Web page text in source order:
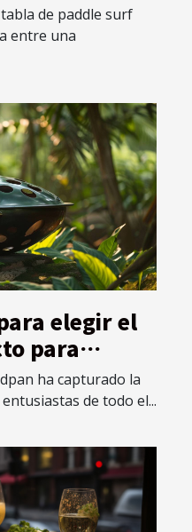
de paddle surf
entre una
elegir el
para
ha capturado la
de todo el...